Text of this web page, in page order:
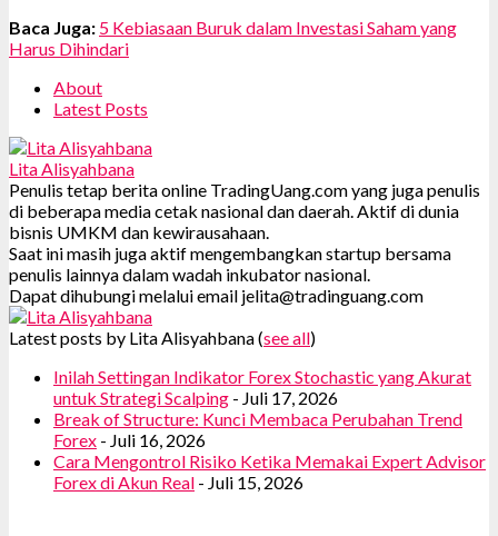
Baca Juga: 5 Kebiasaan Buruk dalam Investasi Saham yang
Harus Dihindari
About
Latest Posts
Lita Alisyahbana
Penulis tetap berita online TradingUang.com yang juga penulis
di beberapa media cetak nasional dan daerah. Aktif di dunia
bisnis UMKM dan kewirausahaan.
Saat ini masih juga aktif mengembangkan startup bersama
penulis lainnya dalam wadah inkubator nasional.
Dapat dihubungi melalui email jelita@tradinguang.com
Latest posts by Lita Alisyahbana(see all)
Inilah Settingan Indikator Forex Stochastic yang Akurat
untuk Strategi Scalping - Juli 17, 2026
Break of Structure: Kunci Membaca Perubahan Trend
Forex - Juli 16, 2026
Cara Mengontrol Risiko Ketika Memakai Expert Advisor
Forex di Akun Real - Juli 15, 2026